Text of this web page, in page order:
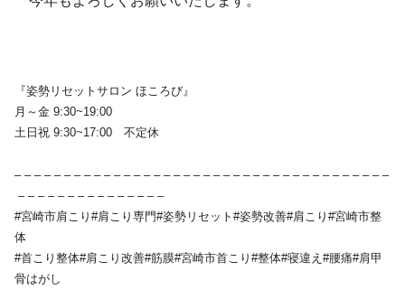
『姿勢リセットサロン ほころび』
月～金 9:30~19:00
土日祝 9:30~17:00 不定休
– – – – – – – – – – – – – – – – – – – – – – – – – – – – – – – – – – – – – –
– – – – – – – – – – – – – – –
#宮崎市肩こり#肩こり専門#姿勢リセット#姿勢改善#肩こり#宮崎市整
体
#首こり整体#肩こり改善#筋膜#宮崎市首こり#整体#寝違え#腰痛#肩甲
骨はがし